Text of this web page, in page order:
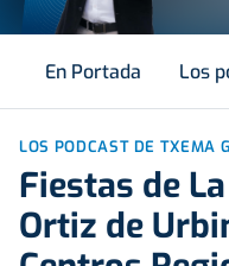
En Portada Los
LOS PODCAST DE TXEMA
Fiestas de
Ortiz de